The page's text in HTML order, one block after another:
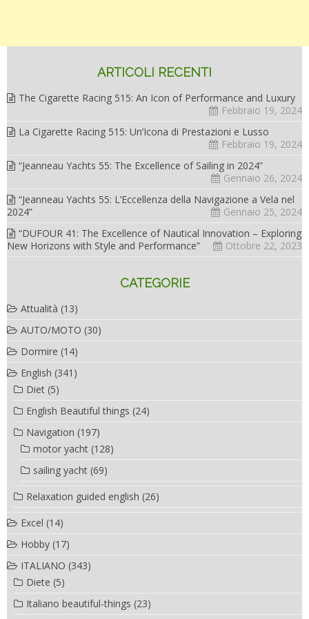
ARTICOLI RECENTI
The Cigarette Racing 515: An Icon of Performance and Luxury
Febbraio 19, 2024
La Cigarette Racing 515: Un’Icona di Prestazioni e Lusso
Febbraio 19, 2024
“Jeanneau Yachts 55: The Excellence of Sailing in 2024”
Gennaio 26, 2024
“Jeanneau Yachts 55: L’Eccellenza della Navigazione a Vela nel
2024”
Gennaio 25, 2024
“DUFOUR 41: The Excellence of Nautical Innovation – Exploring
New Horizons with Style and Performance”
Ottobre 22, 2023
CATEGORIE
Attualità (13)
AUTO/MOTO (30)
Dormire (14)
English (341)
Diet (5)
English Beautiful things (24)
Navigation (197)
motor yacht (128)
sailing yacht (69)
Relaxation guided english (26)
Excel (14)
Hobby (17)
ITALIANO (343)
Diete (5)
Italiano beautiful-things (23)